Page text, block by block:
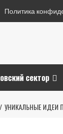
Политика
сектор
УНИКАЛЬНЫЕ ИДЕИ